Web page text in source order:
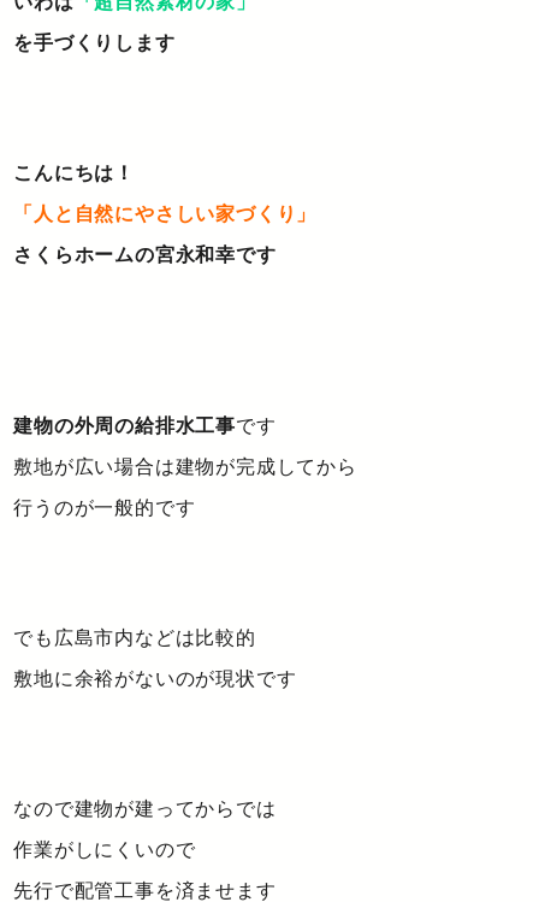
を手づくりします
こんにちは！
「人と自然にやさしい家づくり」
さくらホームの宮永和幸です
建物の外周の給排水工事です
敷地が広い場合は建物が完成してから
行うのが一般的です
でも広島市内などは比較的
敷地に余裕がないのが現状です
なので建物が建ってからでは
作業がしにくいので
先行で配管工事を済ませます